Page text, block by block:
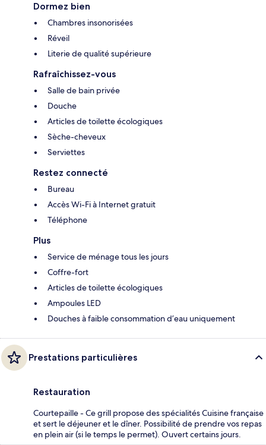
Dormez bien
Chambres insonorisées
Réveil
Literie de qualité supérieure
Rafraîchissez-vous
Salle de bain privée
Douche
Articles de toilette écologiques
Sèche-cheveux
Serviettes
Restez connecté
Bureau
Accès Wi-Fi à Internet gratuit
Téléphone
Plus
Service de ménage tous les jours
Coffre-fort
Articles de toilette écologiques
Ampoules LED
Douches à faible consommation d’eau uniquement
Prestations particulières
Restauration
Courtepaille - Ce grill propose des spécialités Cuisine française
et sert le déjeuner et le dîner. Possibilité de prendre vos repas
en plein air (si le temps le permet). Ouvert certains jours.